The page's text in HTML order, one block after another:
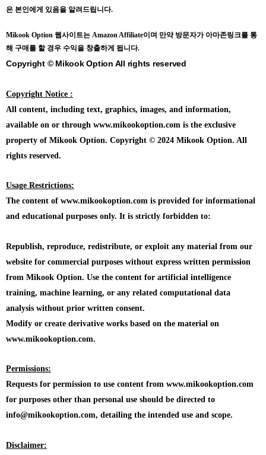
은 본인에게 있음을 알려드립니다.
Mikook Option 웹사이트는 Amazon Affiliate이며 만약 방문자가 아마존링크를 통
해 구매를 할 경우 수익을 창출하게 됩니다.
Copyright © Mikook Option All rights reserved
Copyright Notice :
All content, including text, graphics, images, and information,
available on or through www.mikookoption.com is the exclusive
property of Mikook Option. Copyright © 2024 Mikook Option. All
rights reserved.
Usage Restrictions:
The content of www.mikookoption.com is provided for informational
and educational purposes only. It is strictly forbidden to:
Republish, reproduce, redistribute, or exploit any material from our
website for commercial purposes without express written permission
from Mikook Option. Use the content for artificial intelligence
training, machine learning, or any related computational data
analysis without prior written consent.
Modify or create derivative works based on the material on
www.mikookoption.com.
Permissions:
Requests for permission to use content from www.mikookoption.com
for purposes other than personal use should be directed to
info@mikookoption.com, detailing the intended use and scope.
Disclaimer: